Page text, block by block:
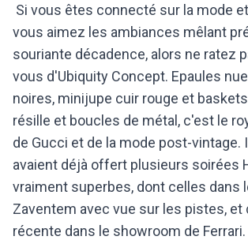
Si vous êtes connecté sur la mode
vous aimez les ambiances mêlant
souriante décadence, alors ne ratez
vous d'Ubiquity Concept. Epaules
noires, minijupe cuir rouge et
résille et boucles de métal, c'est le
de Gucci et de la mode post-vintage.
avaient déjà offert plusieurs soirées
vraiment superbes, dont celles dans
Zaventem avec vue sur les pistes, et
récente dans le showroom de